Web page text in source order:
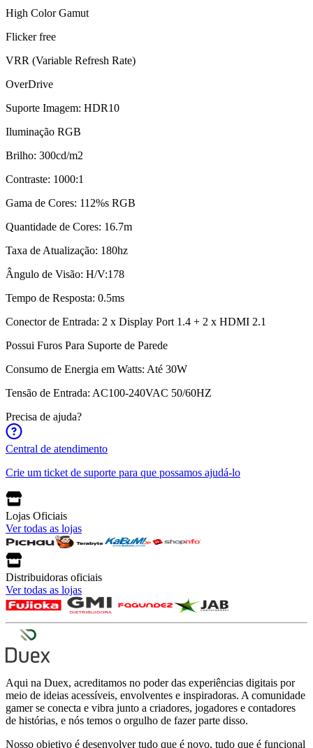
High Color Gamut
Flicker free
VRR (Variable Refresh Rate)
OverDrive
Suporte Imagem: HDR10
Iluminação RGB
Brilho: 300cd/m2
Contraste: 1000:1
Gama de Cores: 112%s RGB
Quantidade de Cores: 16.7m
Taxa de Atualização: 180hz
Ângulo de Visão: H/V:178
Tempo de Resposta: 0.5ms
Conector de Entrada: 2 x Display Port 1.4 + 2 x HDMI 2.1
Possui Furos Para Suporte de Parede
Consumo de Energia em Watts: Até 30W
Tensão de Entrada: AC100-240VAC 50/60HZ
Precisa de ajuda?
Central de atendimento
Crie um ticket de suporte para que possamos ajudá-lo
Lojas Oficiais
Ver todas as lojas
Distribuidoras oficiais
Ver todas as lojas
Aqui na Duex, acreditamos no poder das experiências digitais por
meio de ideias acessíveis, envolventes e inspiradoras. A comunidade
gamer se conecta e vibra junto a criadores, jogadores e contadores
de histórias, e nós temos o orgulho de fazer parte disso.
Nosso objetivo é desenvolver tudo que é novo, tudo que é funcional